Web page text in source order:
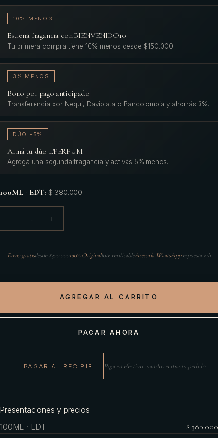
10% MENOS
Estrená fragancia con BIENVENIDO10
Tu primera compra tiene 10% menos desde $150.000.
3% MENOS
Bono por pago anticipado
Transferencia por Nequi, Daviplata o Bancolombia y ahorrás 3%.
DÚO -5%
Armá tu dúo L'PERFUM
Agregá una segunda fragancia y activás 5% menos.
100ML · EDT: $ 380.000
− 1 +
Envío gratisdesde $300.000100% Originallote verificableAsesoría WhatsApprespuesta <1h
AGREGAR AL CARRITO
PAGAR AHORA
PAGAR AL RECIBIR Paga en efectivo cuando recibas tu pedido
Presentaciones y precios
100ML · EDT
$ 380.000